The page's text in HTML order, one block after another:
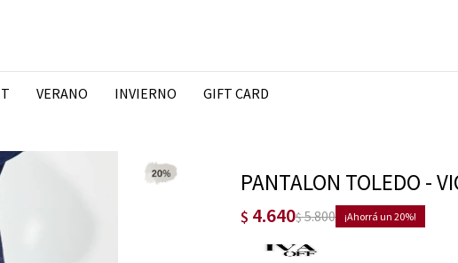
VERANO INVIERNO GIFT CARD
PANTALON TOLEDO -
$ 4.640$5.800 20